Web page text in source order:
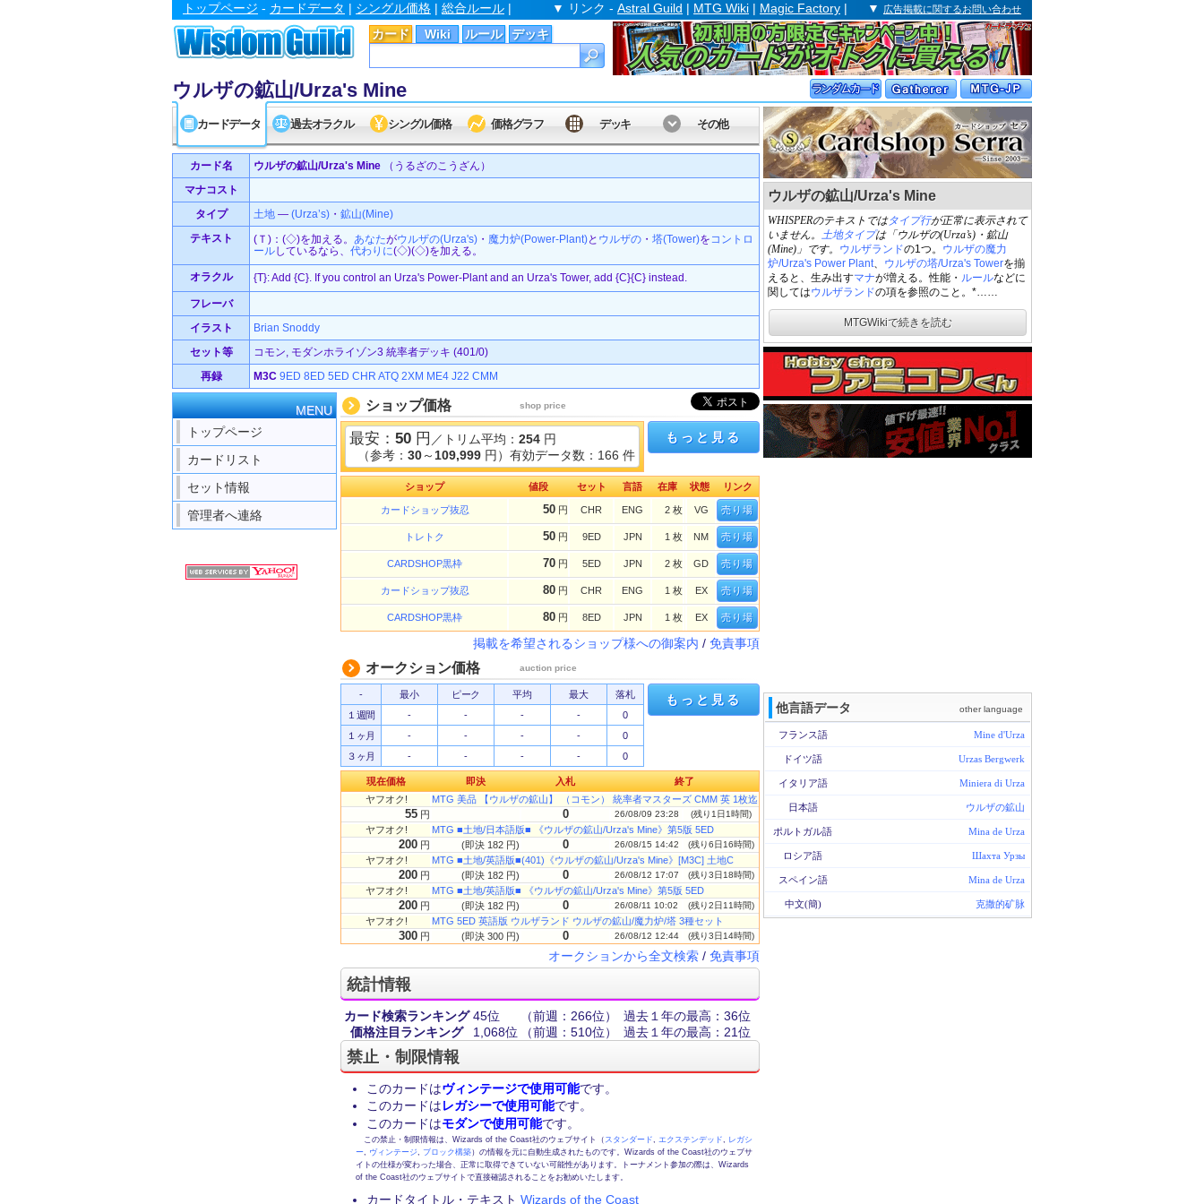
カード Wiki ルール デッキ
トップページ - カードデータ | シングル価格 | 総合ルール | ▼ リンク - Astral Guild | MTG Wiki | Magic Factory | ▼ 広告掲載に関するお問い合わせ
ウルザの鉱山/Urza's Mine
ウルザの鉱山/Urza's Mine
WHISPERのテキストではタイプ行が正常に表示されて
いません。 土地タイプは「ウルザの(Urza’s)・鉱山
(Mine)」です。 ウルザランドの1つ。 ウルザの魔力
炉/Urza's Power Plant、 ウルザの塔/Urza's Towerを揃
えると、生み出すマナが増える。性能・ ルールなどに
関してはウルザランドの項を参照のこと。*……
MTGWikiで続きを読む
他言語データ other language
フランス語 Mine d'Urza
ドイツ語 Urzas Bergwerk
イタリア語 Miniera di Urza
日本語 ウルザの鉱山
ポルトガル語 Mina de Urza
ロシア語 Шахта Урзы
スペイン語 Mina de Urza
中文(簡) 克撒的矿脉
カードデータ 過去オラクル シングル価格 価格グラフ デッキ その他
カード名 ウルザの鉱山/Urza's Mine （うるざのこうざん）
マナコスト
タイプ
土地 — (Urza’s) ・ 鉱山(Mine)
テキスト
(Ｔ)：(◇)を加える。 あなたがウルザの(Urza's) ・ 魔力炉(Power-Plant)と ウルザの ・ 塔(Tower)をコントロ
ールしているなら、 代わりに(◇)(◇)を加える。
オラクル {T}: Add {C}. If you control an Urza's Power-Plant and an Urza's Tower, add {C}{C} instead.
フレーバ
イラスト
Brian Snoddy
セット等
コモン, モダンホライゾン3 統率者デッキ (401/0)
再録
M3C 9ED 8ED 5ED CHR ATQ 2XM ME4 J22 CMM
MENU
トップページ
カードリスト
セット情報
管理者へ連絡
ショップ価格 shop price
最安： 50 円 ／トリム平均： 254 円
（参考： 30～ 109,999 円）有効データ数：166 件
もっと見る
ショップ 値段 セット 言語 在庫 状態 リンク
カードショップ抜忍 50 円 CHR ENG 2 枚 VG 売り場
トレトク 50 円 9ED JPN 1 枚 NM 売り場
CARDSHOP黒枠 70 円 5ED JPN 2 枚 GD 売り場
カードショップ抜忍 80 円 CHR ENG 1 枚 EX 売り場
CARDSHOP黒枠 80 円 8ED JPN 1 枚 EX 売り場
掲載を希望されるショップ様への御案内 / 免責事項
オークション価格 auction price
- 最小 ピーク 平均 最大
落札
１週間
- - - -
0
１ヶ月
- - - -
0
３ヶ月
- - - - 0
もっと見る
現在価格 即決 入札
終了
ヤフオク!
MTG 美品 【ウルザの鉱山】 （コモン） 統率者マスターズ CMM 英 1枚迄
55 円 0 26/08/09 23:28 (残り1日1時間)
ヤフオク! MTG ■土地/日本語版■ 《ウルザの鉱山/Urza's Mine》第5版 5ED
200 円 (即決 182 円) 0 26/08/15 14:42 (残り6日16時間)
ヤフオク! MTG ■土地/英語版■(401)《ウルザの鉱山/Urza's Mine》[M3C] 土地C
200 円 (即決 182 円) 0 26/08/12 17:07 (残り3日18時間)
ヤフオク! MTG ■土地/英語版■ 《ウルザの鉱山/Urza's Mine》第5版 5ED
200 円 (即決 182 円) 0 26/08/11 10:02 (残り2日11時間)
ヤフオク! MTG 5ED 英語版 ウルザランド ウルザの鉱山/魔力炉/塔 3種セット
300 円 (即決 300 円) 0 26/08/12 12:44 (残り3日14時間)
オークションから全文検索 / 免責事項
統計情報
カード検索ランキング 45位 （前週：266位）
過去１年の最高：36位
価格注目ランキング
1,068位 （前週：510位） 過去１年の最高：21位
禁止・制限情報
このカードはヴィンテージで使用可能です。
このカードはレガシーで使用可能です。
このカードはモダンで使用可能です。
この禁止・制限情報は、Wizards of the Coast社のウェブサイト（ スタンダード,エクステンデッド, レガシ
ー, ヴィンテージ, ブロック構築）の情報を元に自動生成されたものです。Wizards of the Coast社のウェブサ
イトの仕様が変わった場合、正常に取得できていない可能性があります。トーナメント参加の際は、Wizards
of the Coast社のウェブサイトで直接確認されることをお勧めいたします。
カードタイトル・テキスト Wizards of the Coast